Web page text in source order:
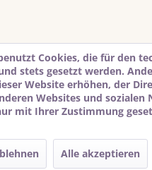
Cookies, die für den
stets gesetzt werden.
Website erhöhen, der
Websites und sozialen
mit Ihrer Zustimmung
Alle akzeptieren